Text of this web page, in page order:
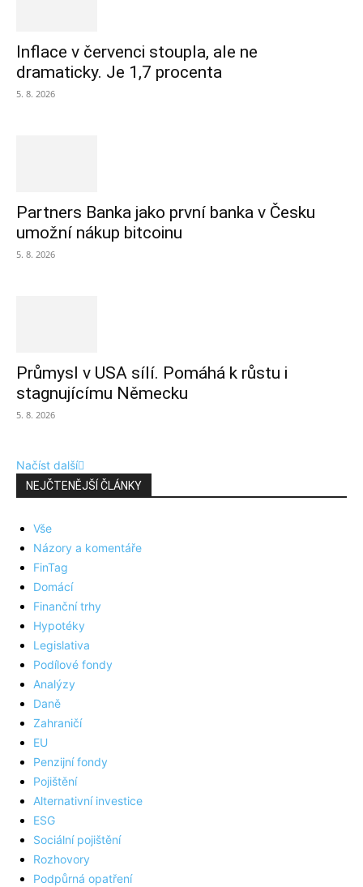
Inflace v červenci stoupla, ale ne
dramaticky. Je 1,7 procenta
5. 8. 2026
Partners Banka jako první banka v Česku
umožní nákup bitcoinu
5. 8. 2026
Průmysl v USA sílí. Pomáhá k růstu i
stagnujícímu Německu
5. 8. 2026
Načíst další
NEJČTENĚJŠÍ ČLÁNKY
Vše
Názory a komentáře
FinTag
Domácí
Finanční trhy
Hypotéky
Legislativa
Podílové fondy
Analýzy
Daně
Zahraničí
EU
Penzijní fondy
Pojištění
Alternativní investice
ESG
Sociální pojištění
Rozhovory
Podpůrná opatření